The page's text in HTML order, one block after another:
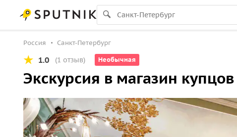
Россия Санкт-Петербург
1.0 (1 отзыв) Необычная
Экскурсия в магазин